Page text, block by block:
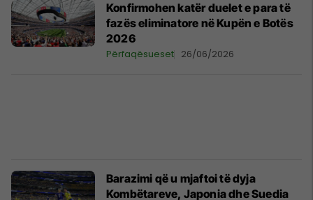
Konfirmohen katër duelet e para të
fazës eliminatore në Kupën e Botës
2026
Përfaqësueset 26/06/2026
Barazimi që u mjaftoi të dyja
Kombëtareve, Japonia dhe Suedia